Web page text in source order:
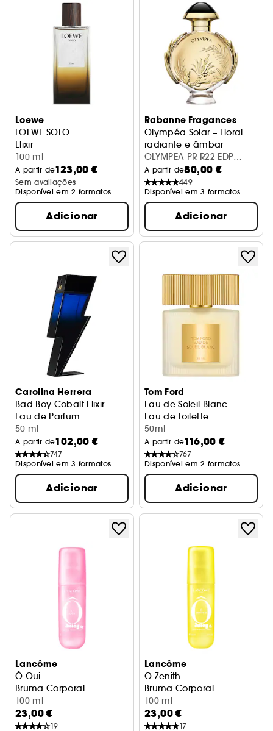
Loewe
LOEWE SOLO
Elixir
100 ml
A partir de123,00 €
Sem avaliações
Disponível em 2 formatos
Adicionar
Rabanne Fragances
Olympéa Solar – Floral
radiante e âmbar
OLYMPEA PR R22 EDP
80ML
A partir de80,00 €
449
Disponível em 3 formatos
Adicionar
Carolina Herrera
Bad Boy Cobalt Elixir
Eau de Parfum
50 ml
A partir de102,00 €
747
Disponível em 3 formatos
Adicionar
Tom Ford
Eau de Soleil Blanc
Eau de Toilette
50ml
A partir de116,00 €
767
Disponível em 2 formatos
Adicionar
Lancôme
Ô Oui
Bruma Corporal
100 ml
23,00 €
19
Lancôme
O Zenith
Bruma Corporal
100 ml
23,00 €
17